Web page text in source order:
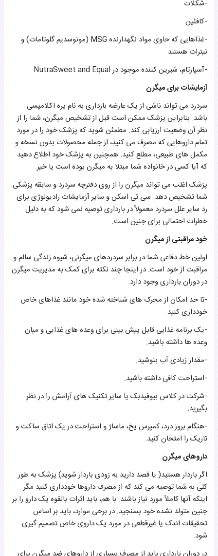
-شکلات
-کافئین
-غذاهایی که حاوی مواد نگهدارنده MSG (مونوسدیم گلوتامات) و
نیترات هستند
-آسپارتام، شیرین کننده موجود در NutraSweet and Equal
آزمایشات برای میگرن
سردرد می تواند ناشی از یک عارضه بارداری به نام پره اکلامپسی
باشد. بنابراین پزشک ممکن است قبل از تشخیص میگرن، شما را از
نظر آن وضعیت ارزیابی کند. مطمئن شوید که پزشک خود را در مورد
تمام داروهایی که مصرف می کنید، از جمله محصولات بدون نسخه و
مکمل های طبیعی، مطلع کنید. همچنین به پزشک خود اطلاع دهید
که آیا کسی در خانواده شما مبتلا به میگرن بوده است یا خیر.
پزشک اغلب می تواند میگرن را از روی دفترچه سردرد و سابقه پزشکی
شما تشخیص دهد. سی تی اسکن و سایر آزمایشات رادیولوژی برای
رد سایر علل سردرد معمولاً در بارداری توصیه نمی شود که به دلیل
خطرات احتمالی برای جنین است.
خود مراقبتی از میگرن
اولین خط دفاعی شما در برابر سردردهای میگرنی، شیوه زندگی سالم و
مراقبت از خود است. در اینجا چند نکته برای کمک به مدیریت میگرن
در دوران بارداری وجود دارد:
-تا حد امکان از محرک های شناخته شده خود مانند غذاهای خاص
خودداری کنید.
-یک برنامه غذایی قابل پیش بینی برای وعده های غذایی و میان
وعده ها داشته باشید.
-مقدار زیادی آب بنوشید.
-استراحت کافی داشته باشید.
-شرکت در کلاس بیوفیدبک یا سایر تکنیک های آرامش را در نظر
بگیرید.
-هنگام بروز درد، کمپرس یخ، ماساژ و استراحت در یک اتاق ساکت و
تاریک را امتحان کنید.
داروهای میگرن
اگر باردار هستید( یا قصد دارید به زودی باردار شوید) پزشک به طور
کلی به شما توصیه می کند که از مصرف داروها خودداری کنید مگر
اینکه آنها کاملاً مورد نیاز باشند. با هم، باید اثرات بالقوه یک دارو را بر
جنین متولد نشده خود بسنجید. در برخی موارد، باید بر اساس
تحقیقات اندک یا غیرقطعی در مورد یک داروی خاص تصمیم گیری
شود.